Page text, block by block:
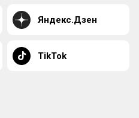
Яндекс.Дзен
TikTok